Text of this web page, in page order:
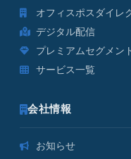
オフィスポスダイレ
デジタル配信
プレミアムセグメン
サービス一覧
会社情報
お知らせ